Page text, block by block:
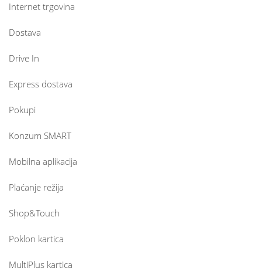
Internet trgovina
Dostava
Drive In
Express dostava
Pokupi
Konzum SMART
Mobilna aplikacija
Plaćanje režija
Shop&Touch
Poklon kartica
MultiPlus kartica